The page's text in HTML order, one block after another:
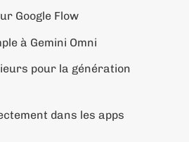
Google Flow
à Gemini Omni
pour la génération
dans les apps